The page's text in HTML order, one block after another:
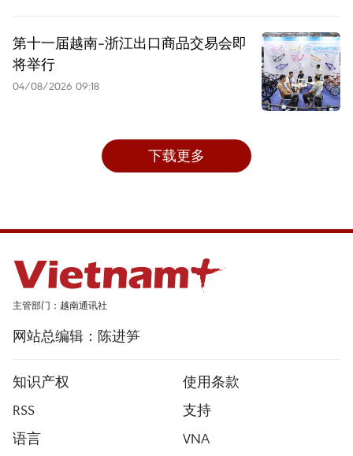
第十一届越南-浙江出口商品交易会即
将举行
04/08/2026 09:18
下载更多
主管部门：越南通讯社
网站总编辑：陈进笋
知识产权
使用条款
RSS
支持
语言
VNA